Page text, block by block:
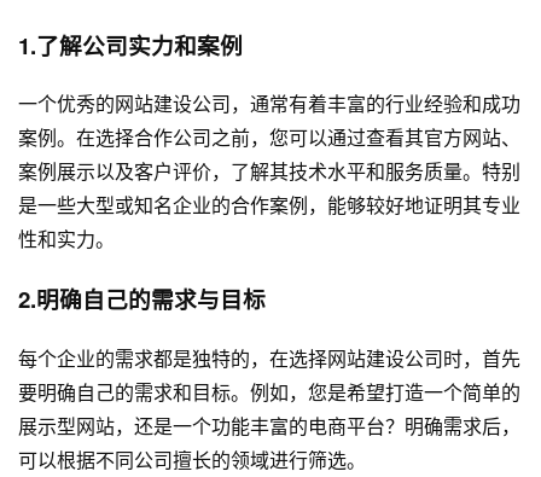
1.了解公司实力和案例
一个优秀的网站建设公司，通常有着丰富的行业经验和成功
案例。在选择合作公司之前，您可以通过查看其官方网站、
案例展示以及客户评价，了解其技术水平和服务质量。特别
是一些大型或知名企业的合作案例，能够较好地证明其专业
性和实力。
2.明确自己的需求与目标
每个企业的需求都是独特的，在选择网站建设公司时，首先
要明确自己的需求和目标。例如，您是希望打造一个简单的
展示型网站，还是一个功能丰富的电商平台？明确需求后，
可以根据不同公司擅长的领域进行筛选。